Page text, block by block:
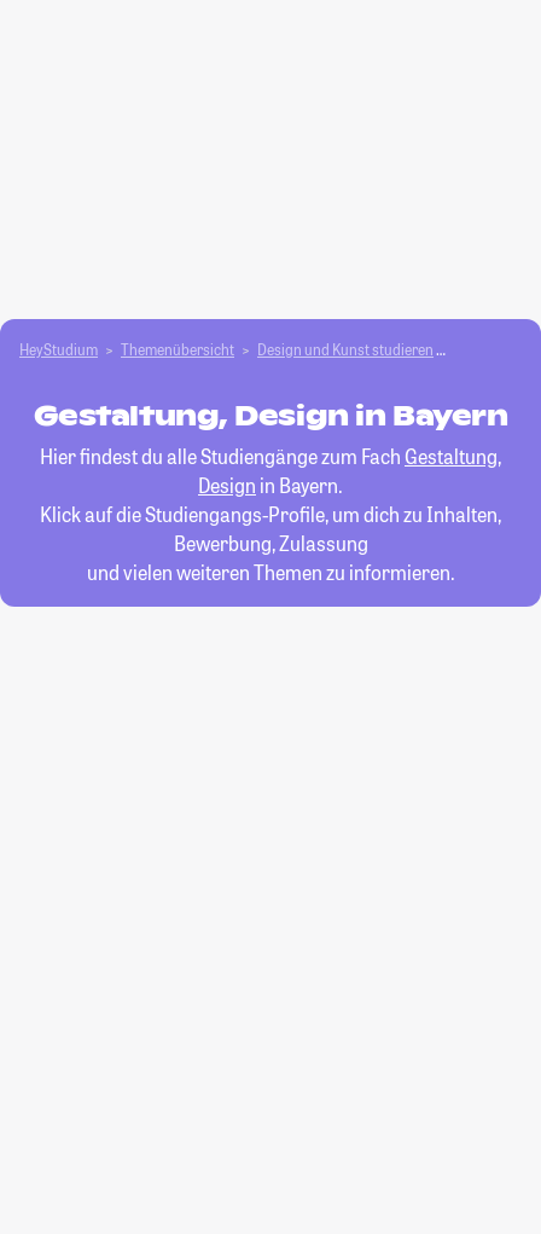
HeyStudium Themenübersicht Design und Kunst studieren
Gestaltung, Design in Bayern
Hier findest du alle Studiengänge zum Fach Gestaltung,
Design in Bayern.
Klick auf die Studiengangs-Profile, um dich zu Inhalten,
Bewerbung, Zulassung
und vielen weiteren Themen zu informieren.